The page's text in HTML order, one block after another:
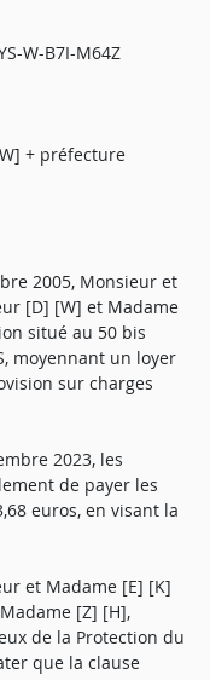
W-B7I-M64Z
+ préfecture
2005, Monsieur et
[D] [W] et Madame
situé au 50 bis
moyennant un loyer
sur charges
2023, les
de payer les
euros, en visant la
et Madame [E] [K]
[Z] [H],
de la Protection du
que la clause